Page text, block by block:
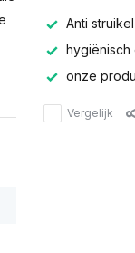
Anti
hygiënisch
onze
Vergelijk